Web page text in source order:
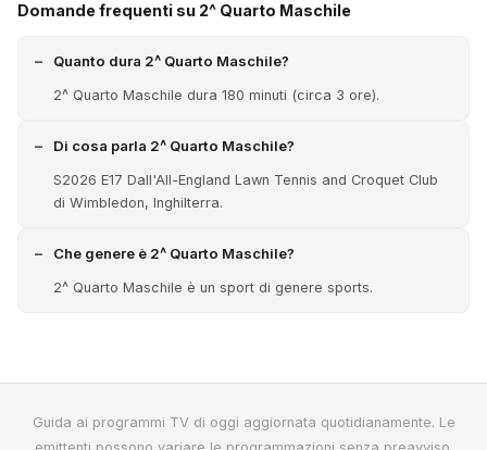
Domande frequenti su 2^ Quarto Maschile
Quanto dura 2^ Quarto Maschile?
2^ Quarto Maschile dura 180 minuti (circa 3 ore).
Di cosa parla 2^ Quarto Maschile?
S2026 E17 Dall'All-England Lawn Tennis and Croquet Club
di Wimbledon, Inghilterra.
Che genere è 2^ Quarto Maschile?
2^ Quarto Maschile è un sport di genere sports.
Guida ai programmi TV di oggi aggiornata quotidianamente. Le